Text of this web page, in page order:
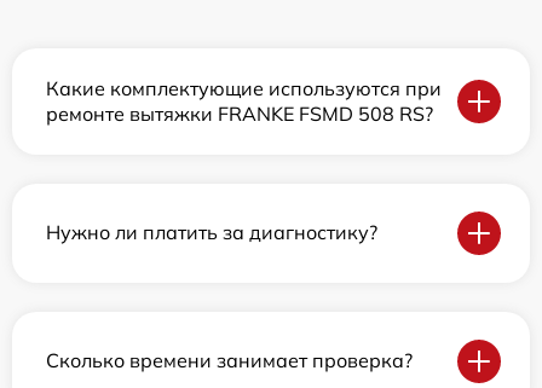
Какие комплектующие используются при
ремонте вытяжки FRANKE FSMD 508 RS?
Нужно ли платить за диагностику?
Сколько времени занимает проверка?